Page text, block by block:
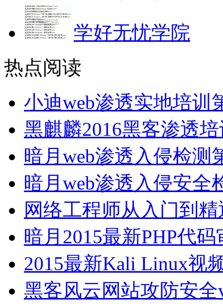
学好无忧学院
热点阅读
小迪web渗透实地培训
黑麒麟2016黑客渗透
暗月web渗透入侵检测
暗月web渗透入侵安全
网络工程师从入门到
暗月2015最新PHP代
2015最新Kali Linux视
黑客风云网站攻防安